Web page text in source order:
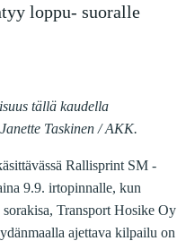
loppu- suoralle
tällä kaudella
Taskinen / AKK.
Rallisprint SM -
9.9. irtopinnalle, kun
Transport Hosike Oy
ajettava kilpailu on